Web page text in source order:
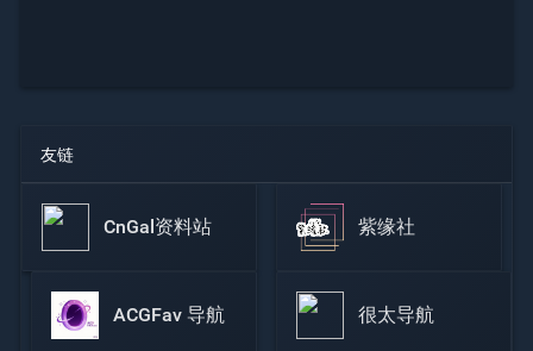
友链
CnGal资料站 紫缘社
ACGFav 导航 很太导航